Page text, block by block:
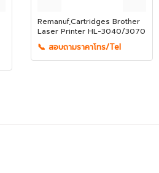
Remanuf,Cartridges Brother
Laser Printer HL-3040/3070
📞 สอบถามราคาโทร/Tel